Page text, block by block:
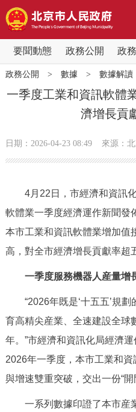
要聞動態 政務公開 政
要聞動態
黨中央精神 國務
會
市領導 機構
政策兌現 政策
決策公開 專
政務服務
個人服務 法
便民服務 利
政務公開 > 數據 > 數據解讀
一季度工業和資訊軟體
濟增長貢
日期：2026-04-23 08:49 來源：
4月22日，市經濟和資訊化
軟體業一季度經濟運作新聞發
本市工業和資訊軟體業增加值
高，對全市經濟增長貢獻率超
一季度服務機器人産量增
“2026年既是‘十五五’規劃
育高精尖産業、全速建設全球
年。”市經濟和資訊化局經濟
2026年一季度，本市工業和
與增速雙重突破，交出一份“開
一系列數據印證了本市産業